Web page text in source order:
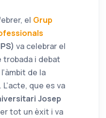
el Grup
va celebrar el
trobada i debat
de la
. L’acte, que es va
Josep
tot un èxit i va